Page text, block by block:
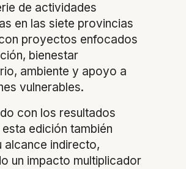
de actividades
en las siete provincias
proyectos enfocados
bienestar
ambiente y apoyo a
vulnerables.
con los resultados
edición también
alcance indirecto,
un impacto multiplicador